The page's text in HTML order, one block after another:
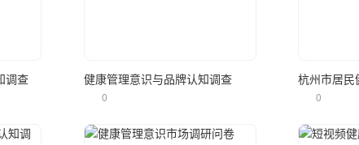
调查
健康管理意识与品牌认知调查
0 0